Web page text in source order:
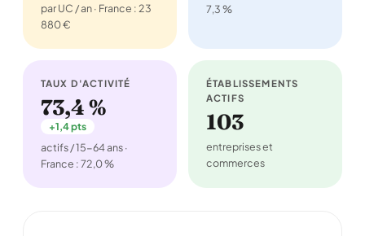
par UC / an · France : 23
880 €
7,3 %
TAUX D'ACTIVITÉ
73,4 %
+1,4 pts
actifs / 15-64 ans ·
France : 72,0 %
ÉTABLISSEMENTS
ACTIFS
103
entreprises et
commerces